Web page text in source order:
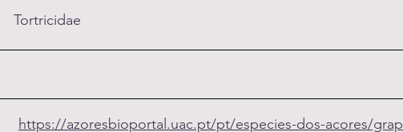
Tortricidae
https://azoresbioportal.uac.pt/pt/especies-dos-acores/